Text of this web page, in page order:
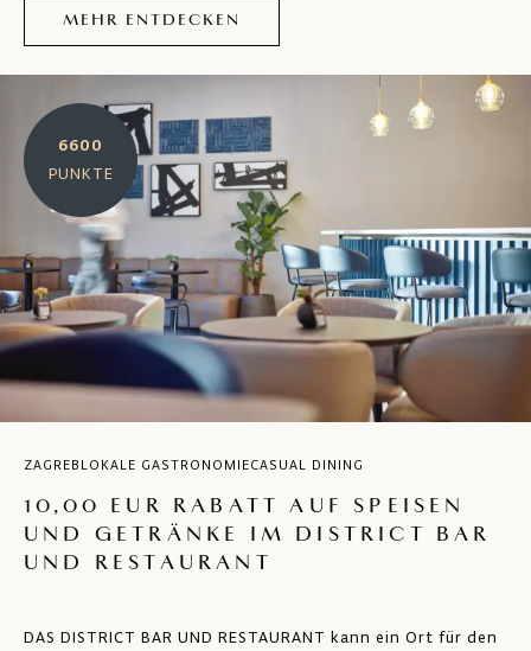
MEHR ENTDECKEN
6600
PUNKTE
ZAGREB LOKALE GASTRONOMIECASUAL DINING
10,00 EUR RABATT AUF SPEISEN
UND GETRÄNKE IM DISTRICT BAR
UND RESTAURANT
DAS DISTRICT BAR UND RESTAURANT kann ein Ort für den